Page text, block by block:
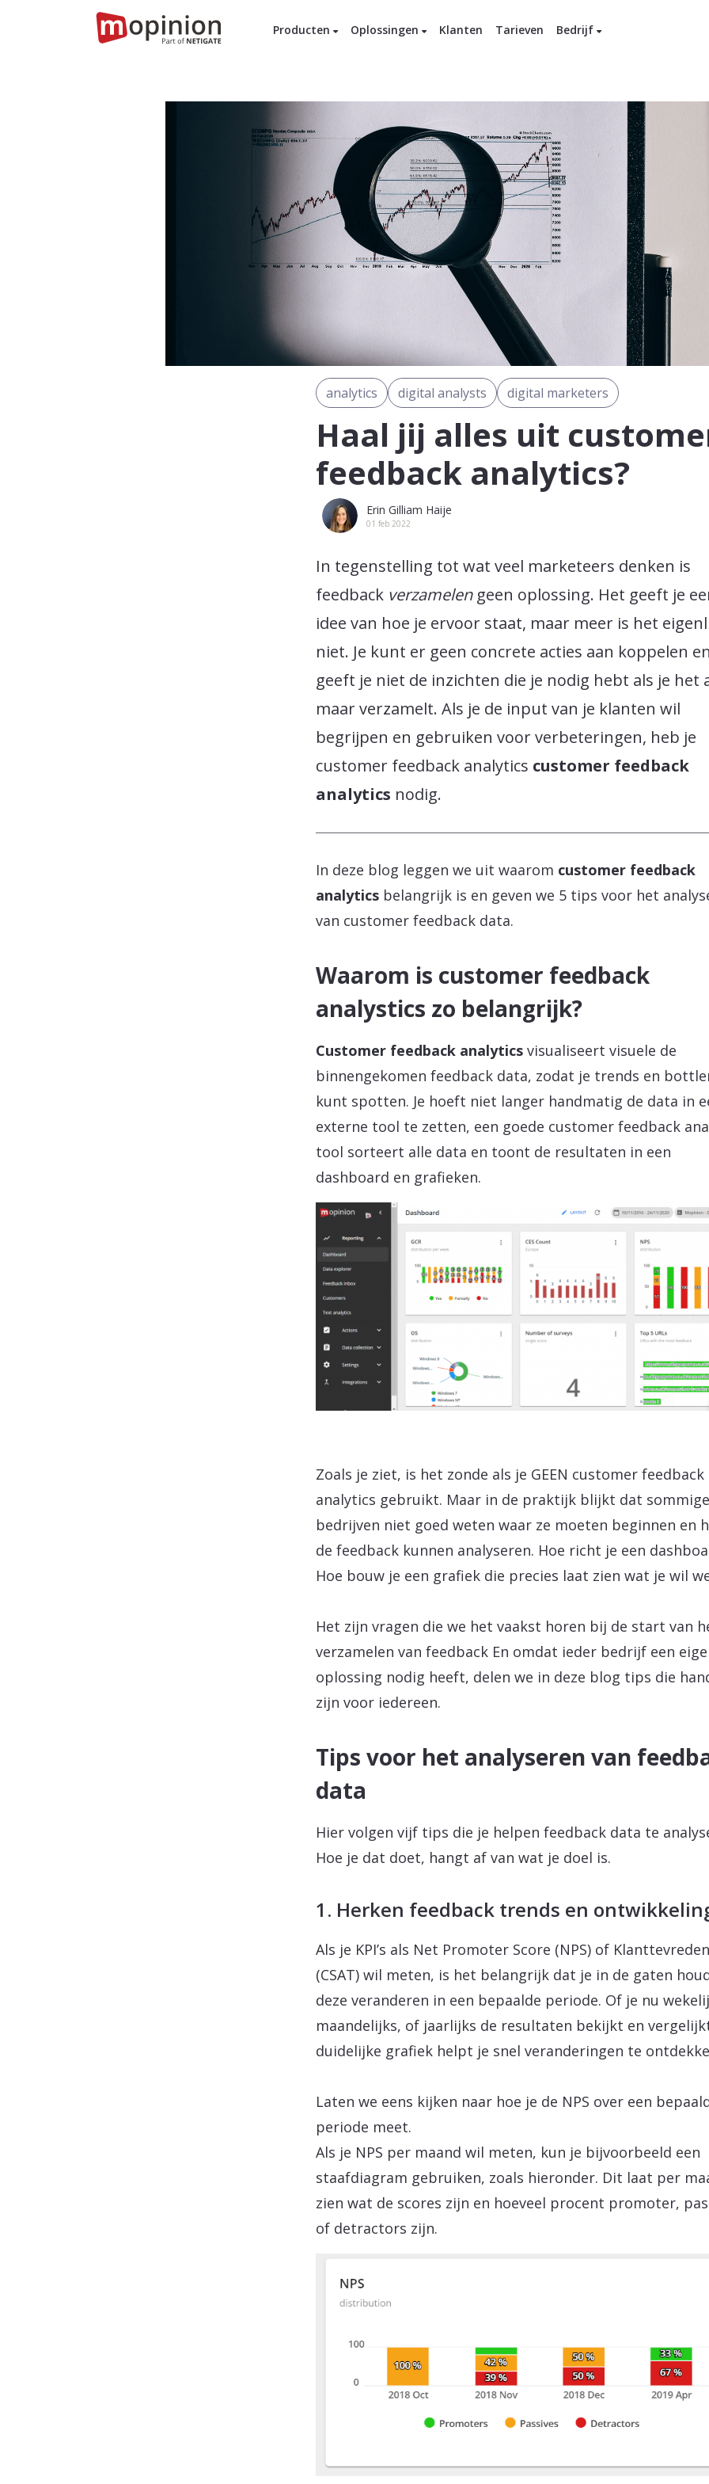
Producten Oplossingen Klanten Tarieven Bedrijf
analytics digital analysts digital marketers
Haal jij alles uit
feedback analytics?
Erin Gilliam Haije
01 feb 2022
In tegenstelling tot wat veel marketeers denken is
feedback verzamelengeen oplossing. Het geeft je
idee van hoe je ervoor staat, maar meer is het
niet. Je kunt er geen concrete acties aan koppelen
geeft je niet de inzichten die je nodig hebt als je het
maar verzamelt. Als je de input van je klanten wil
begrijpen en gebruiken voor verbeteringen, heb je
customer feedback analytics customer feedback
analytics nodig.
In deze blog leggen we uit waarom customer feedback
analytics belangrijk is en geven we 5 tips voor het
van customer feedback data.
Waarom is customer feedback
analystics zo belangrijk?
Customer feedback analytics visualiseert visuele de
binnengekomen feedback data, zodat je trends en
kunt spotten. Je hoeft niet langer handmatig de data in
externe tool te zetten, een goede customer feedback
tool sorteert alle data en toont de resultaten in een
dashboard en grafieken.
Zoals je ziet, is het zonde als je GEEN customer feedback
analytics gebruikt. Maar in de praktijk blijkt dat sommige
bedrijven niet goed weten waar ze moeten beginnen en
de feedback kunnen analyseren. Hoe richt je een
Hoe bouw je een grafiek die precies laat zien wat je wil
Het zijn vragen die we het vaakst horen bij de start van
verzamelen van feedback En omdat ieder bedrijf een
oplossing nodig heeft, delen we in deze blog tips die
zijn voor iedereen.
Tips voor het analyseren van
data
Hier volgen vijf tips die je helpen feedback data te
Hoe je dat doet, hangt af van wat je doel is.
1. Herken feedback trends en
Als je KPI’s als Net Promoter Score (NPS) of
(CSAT) wil meten, is het belangrijk dat je in de gaten
deze veranderen in een bepaalde periode. Of je nu
maandelijks, of jaarlijks de resultaten bekijkt en
duidelijke grafiek helpt je snel veranderingen te
Laten we eens kijken naar hoe je de NPS over een
periode meet.
Als je NPS per maand wil meten, kun je bijvoorbeeld een
staafdiagram gebruiken, zoals hieronder. Dit laat per
zien wat de scores zijn en hoeveel procent promoter,
of detractors zijn.